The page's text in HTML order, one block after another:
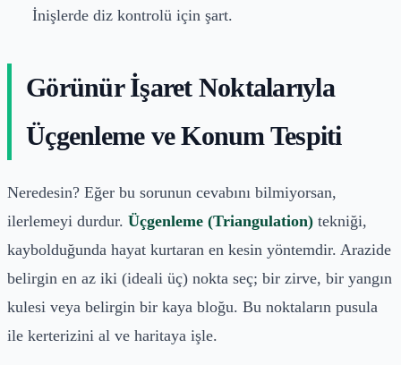
İnişlerde diz kontrolü için şart.
Görünür İşaret Noktalarıyla
Üçgenleme ve Konum Tespiti
Neredesin? Eğer bu sorunun cevabını bilmiyorsan,
ilerlemeyi durdur. Üçgenleme (Triangulation) tekniği,
kaybolduğunda hayat kurtaran en kesin yöntemdir. Arazide
belirgin en az iki (ideali üç) nokta seç; bir zirve, bir yangın
kulesi veya belirgin bir kaya bloğu. Bu noktaların pusula
ile kerterizini al ve haritaya işle.